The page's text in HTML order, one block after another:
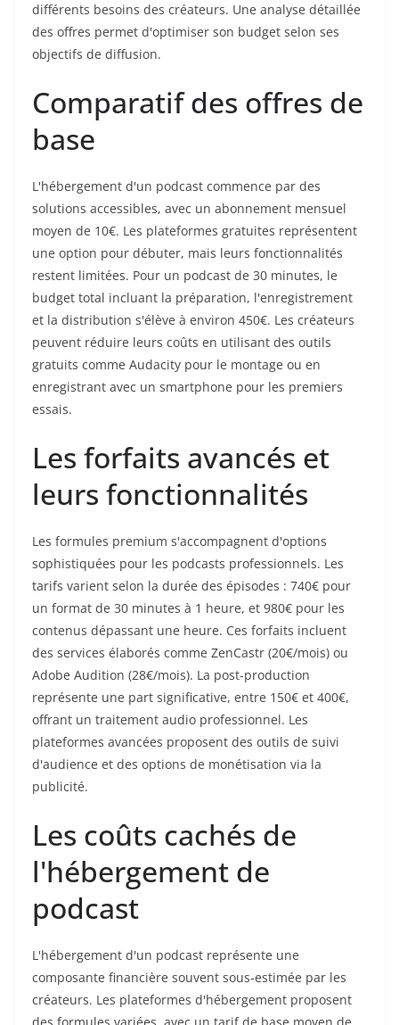
différents besoins des créateurs. Une analyse détaillée
des offres permet d'optimiser son budget selon ses
objectifs de diffusion.
Comparatif des offres de
base
L'hébergement d'un podcast commence par des
solutions accessibles, avec un abonnement mensuel
moyen de 10€. Les plateformes gratuites représentent
une option pour débuter, mais leurs fonctionnalités
restent limitées. Pour un podcast de 30 minutes, le
budget total incluant la préparation, l'enregistrement
et la distribution s'élève à environ 450€. Les créateurs
peuvent réduire leurs coûts en utilisant des outils
gratuits comme Audacity pour le montage ou en
enregistrant avec un smartphone pour les premiers
essais.
Les forfaits avancés et
leurs fonctionnalités
Les formules premium s'accompagnent d'options
sophistiquées pour les podcasts professionnels. Les
tarifs varient selon la durée des épisodes : 740€ pour
un format de 30 minutes à 1 heure, et 980€ pour les
contenus dépassant une heure. Ces forfaits incluent
des services élaborés comme ZenCastr (20€/mois) ou
Adobe Audition (28€/mois). La post-production
représente une part significative, entre 150€ et 400€,
offrant un traitement audio professionnel. Les
plateformes avancées proposent des outils de suivi
d'audience et des options de monétisation via la
publicité.
Les coûts cachés de
l'hébergement de
podcast
L'hébergement d'un podcast représente une
composante financière souvent sous-estimée par les
créateurs. Les plateformes d'hébergement proposent